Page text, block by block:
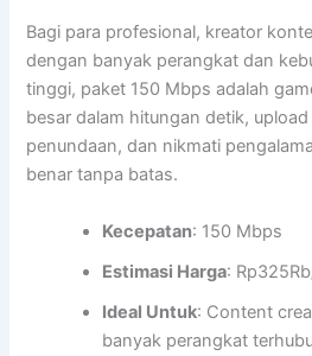
Bagi para profesional, kreator
dengan banyak perangkat dan
tinggi, paket 150 Mbps adalah
besar dalam hitungan detik,
penundaan, dan nikmati
benar tanpa batas.
Kecepatan: 150 Mbps
Estimasi Harga:
Ideal Untuk: Content
banyak perangkat